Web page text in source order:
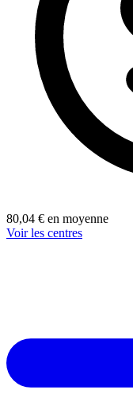
80,04 € en moyenne
Voir les centres